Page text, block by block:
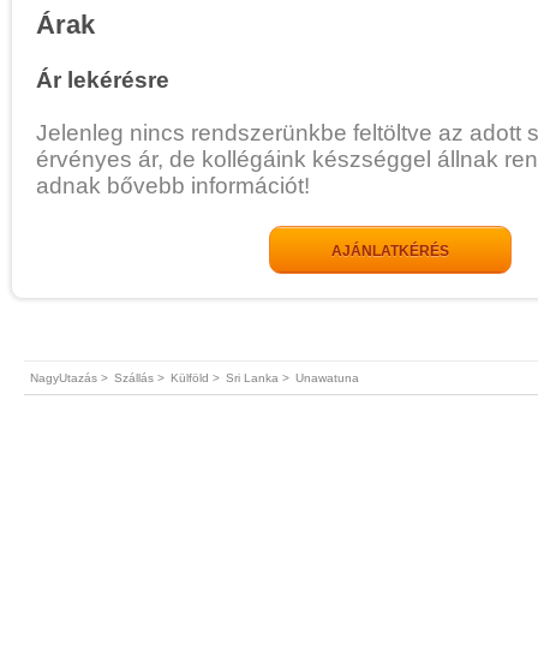
Árak
Ár lekérésre
Jelenleg nincs rendszerünkbe feltöltve az adott
érvényes ár, de kollégáink készséggel állnak
adnak bővebb információt!
AJÁNLATKÉRÉS
NagyUtazás > Szállás > Külföld > Sri Lanka > Unawatuna